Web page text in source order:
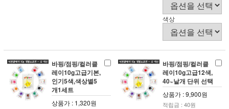
색상
바핑/점핑/컬러클
레이10g고급기본,
인기5색,색상별5
개1세트
상품가 : 1,320원
바핑/점핑/컬러클
레이10g고급12색,
40~낱개 단위 선택
상품가 : 9,900원
적립금 : 40원